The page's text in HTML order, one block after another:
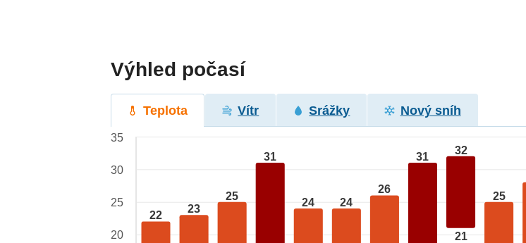
Výhled počasí
Teplota Vítr Srážky Nový sníh
22
23
25
31
24 24
26
31
32
21
25
35
30
25
20